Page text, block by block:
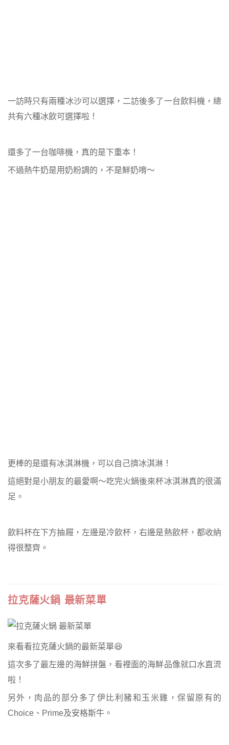
一訪時只有兩種冰沙可以選擇，二訪後多了一台飲料機，總
共有六種冰飲可選擇啦！
還多了一台咖啡機，真的是下重本！
不過熱牛奶是用奶粉調的，不是鮮奶唷～
更棒的是還有冰淇淋機，可以自己擠冰淇淋！
這絕對是小朋友的最愛啊～吃完火鍋後來杯冰淇淋真的很滿
足。
飲料杯在下方抽屜，左邊是冷飲杯，右邊是熱飲杯，都收納
得很整齊。
拉克薩火鍋 最新菜單
來看看拉克薩火鍋的最新菜單😆
這次多了最左邊的海鮮拼盤，看裡面的海鮮品像就口水直流
啦！
另外，肉品的部分多了伊比利豬和玉米雞，保留原有的
Choice、Prime及安格斯牛。